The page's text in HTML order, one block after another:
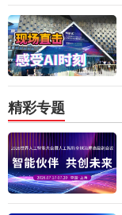
精彩专题